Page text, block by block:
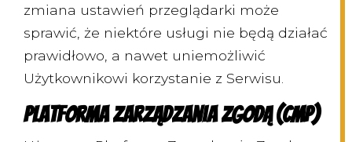
zmiana ustawień przeglądarki może
sprawić, że niektóre usługi nie będą działać
prawidłowo, a nawet uniemożliwić
Użytkownikowi korzystanie z Serwisu.
Platforma Zarządzania Zgodą (CMP)